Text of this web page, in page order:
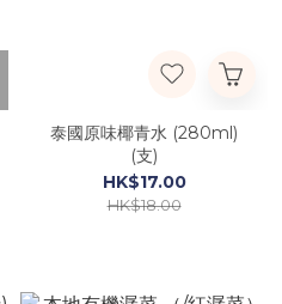
泰國原味椰青水 (280ml)
(支)
HK$17.00
HK$18.00